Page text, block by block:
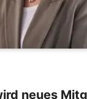
neues